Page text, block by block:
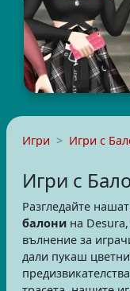
Игри Игри с
Игри с
Разгледайте
балони на
вълнение за
дали пукаш